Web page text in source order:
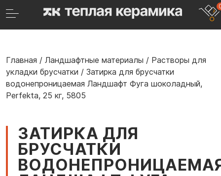
Главная / Ландшафтные материалы / Растворы для
укладки брусчатки / Затирка для брусчатки
водонепроницаемая Ландшафт Фуга шоколадный,
Perfekta, 25 кг, 5805
ЗАТИРКА ДЛЯ
БРУСЧАТКИ